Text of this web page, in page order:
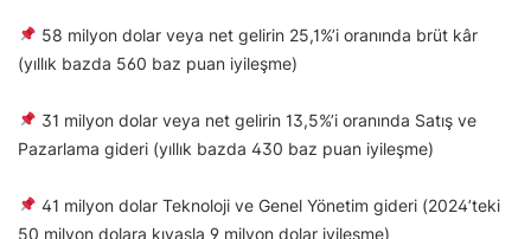
58 milyon dolar veya net gelirin 25,1%’i oranında brüt kâr
(yıllık bazda 560 baz puan iyileşme)
31 milyon dolar veya net gelirin 13,5%’i oranında Satış ve
Pazarlama gideri (yıllık bazda 430 baz puan iyileşme)
41 milyon dolar Teknoloji ve Genel Yönetim gideri (2024’teki
50 milyon dolara kıyasla 9 milyon dolar iyileşme)